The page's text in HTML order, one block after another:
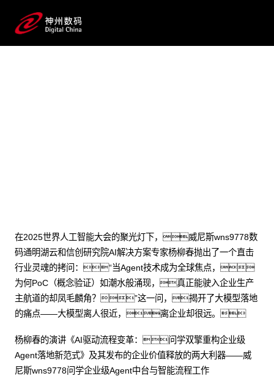
在2025世界人工智能大会的聚光灯下，威尼斯wns9778数
码通明湖云和信创研究院AI解决方案专家杨柳春抛出了一个直击
行业灵魂的拷问：“当Agent技术成为全球焦点，
为何PoC（概念验证）如潮水般涌现，真正能驶入企业生产
主航道的却凤毛麟角？”这一问，揭开了大模型落地
的痛点——大模型离人很近，离企业却很远。
杨柳春的演讲《AI驱动流程变革：问学双擎重构企业级
Agent落地新范式》及其发布的企业价值释放的两大利器——威
尼斯wns9778问学企业级Agent中台与智能流程工作